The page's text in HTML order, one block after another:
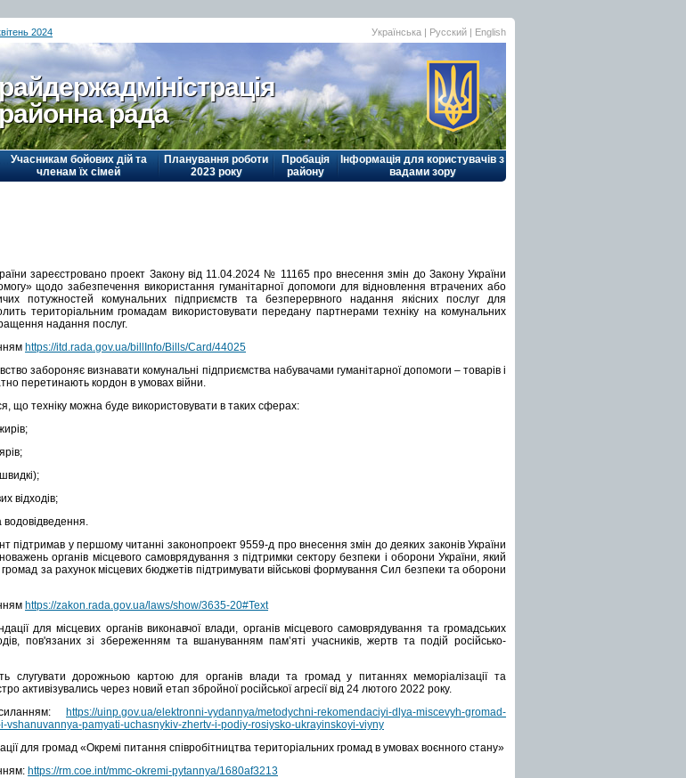
2024 Українська | Русский | English
рада
Учасникам бойових дій та
членам їх сімей
Планування роботи
2023 року
Пробація
району
Інформація для користувачів з
вадами зору
зареєстровано проект Закону від 11.04.2024 № 11165 про внесення змін до Закону України
щодо забезпечення використання гуманітарної допомоги для відновлення втрачених або
потужностей комунальних підприємств та безперервного надання якісних послуг для
територіальним громадам використовувати передану партнерами техніку на комунальних
надання послуг.
https://itd.rada.gov.ua/billInfo/Bills/Card/44025
забороняє визнавати комунальні підприємства набувачами гуманітарної допомоги – товарів і
перетинають кордон в умовах війни.
що техніку можна буде використовувати в таких сферах:
відходів;
підтримав у першому читанні законопроект 9559-д про внесення змін до деяких законів України
органів місцевого самоврядування з підтримки сектору безпеки і оборони України, який
за рахунок місцевих бюджетів підтримувати військові формування Сил безпеки та оборони
https://zakon.rada.gov.ua/laws/show/3635-20#Text
для місцевих органів виконавчої влади, органів місцевого самоврядування та громадських
пов'язаних зі збереженням та вшануванням пам’яті учасників, жертв та подій російсько-
слугувати дорожньою картою для органів влади та громад у питаннях меморіалізації та
активізувались через новий етап збройної російської агресії від 24 лютого 2022 року.
https://uinp.gov.ua/elektronni-vydannya/metodychni-rekomendaciyi-dlya-miscevyh-gromad-
vshanuvannya-pamyati-uchasnykiv-zhertv-i-podiy-rosiysko-ukrayinskoyi-viyny
для громад «Окремі питання співробітництва територіальних громад в умовах воєнного стану»
https://rm.coe.int/mmc-okremi-pytannya/1680af3213